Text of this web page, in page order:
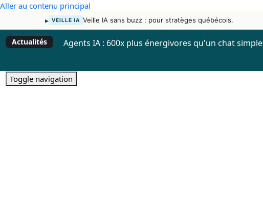
Aller au contenu principal
▸ VEILLE IA Veille IA sans buzz : pour stratèges québécois.
Actualités Agents IA : 600x plus énergivores qu'un chat simple
Toggle navigation